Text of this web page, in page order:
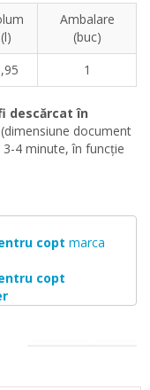
(l)
Ambalare
(buc)
1
descărcat în
(dimensiune document
4 minute, în funcție
copt marca
copt